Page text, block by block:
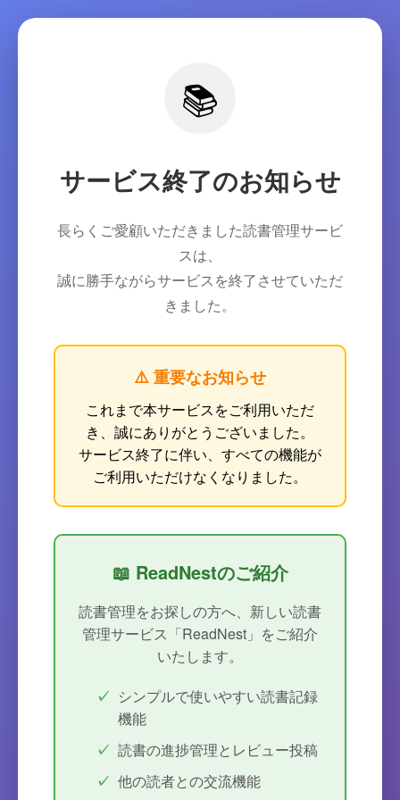
📚
サービス終了のお知らせ
長らくご愛顧いただきました読書管理サービ
スは、
誠に勝手ながらサービスを終了させていただ
きました。
⚠️ 重要なお知らせ
これまで本サービスをご利用いただ
き、誠にありがとうございました。
サービス終了に伴い、すべての機能が
ご利用いただけなくなりました。
📖 ReadNestのご紹介
読書管理をお探しの方へ、新しい読書
管理サービス「ReadNest」をご紹介
いたします。
シンプルで使いやすい読書記録
機能
読書の進捗管理とレビュー投稿
他の読者との交流機能